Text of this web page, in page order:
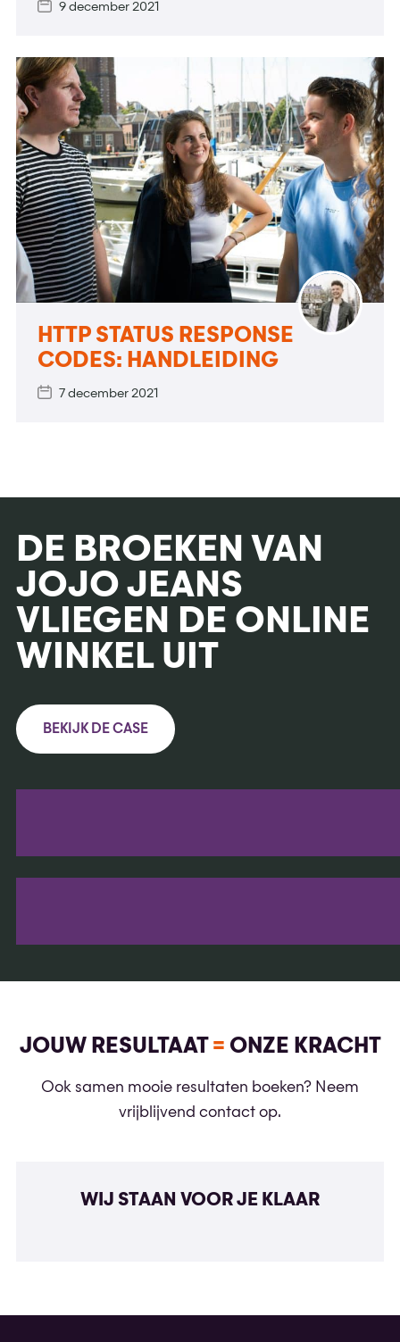
9 december 2021
HTTP STATUS RESPONSE
CODES: HANDLEIDING
7 december 2021
DE BROEKEN VAN
JOJO JEANS
VLIEGEN DE ONLINE
WINKEL UIT
BEKIJK DE CASE
JOUW RESULTAAT = ONZE KRACHT
Ook samen mooie resultaten boeken? Neem
vrijblijvend contact op.
WIJ STAAN VOOR JE KLAAR